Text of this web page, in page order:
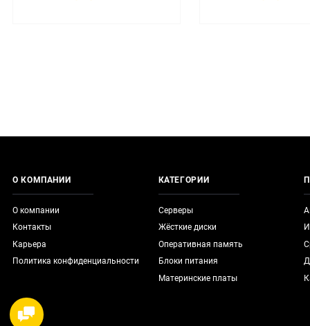
О КОМПАНИИ
О компании
Контакты
Карьера
Политика конфиденциальности
КАТЕГОРИИ
Серверы
Жёсткие диски
Оперативная память
Блоки питания
Материнские платы